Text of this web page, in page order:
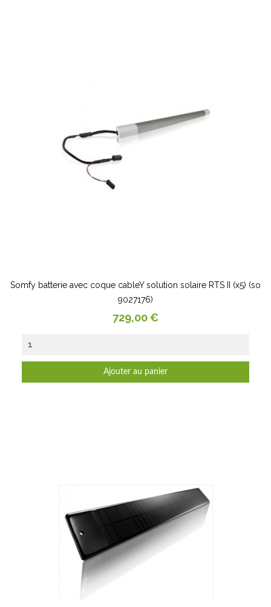
Somfy batterie avec coque cableY solution solaire RTS II (x5) (so
9027176)
Prix
729,00 €
Ajouter au panier